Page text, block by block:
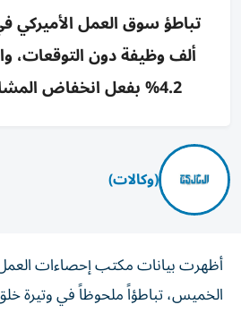
ألف وظيفة دون التوقعات،
4.2% بفعل انخفاض المشاركة إلى 61.5%
(وكالات)
أظهرت بيانات مكتب إحصاءات العمل
الخميس، تباطؤاً ملحوظاً في وتيرة